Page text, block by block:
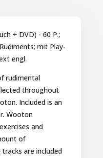
+ DVD) - 60 P.;
mit Play-
engl.
rudimental
throughout
Included is an
Wooton
and
of
are included